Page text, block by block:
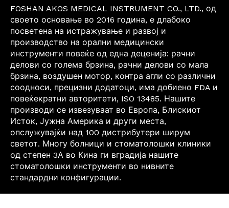
FOSHAN AKOS MEDICAL INSTRUMENT CO., LTD., од
своето основање во 2016 година, е длабоко
посветена на истражување и развој и
производство на орални медицински
инструменти повеќе од една деценија: рачни
делови со голема брзина, рачни делови со мала
брзина, воздушен мотор, контра агли со различни
соодноси, прецизни додатоци, има добиено FDA и
повеќекратни авторитети, ISO 13485. Нашите
производи се извезуваат во Европа, Блискиот
Исток, Јужна Америка и други места,
опслужувајќи над 100 дистрибутери ширум
светот. Многу болници и стоматолошки клиники
од степен 3А во Кина ги вградија нашите
стоматолошки инструменти во нивните
стандардни конфигурации.